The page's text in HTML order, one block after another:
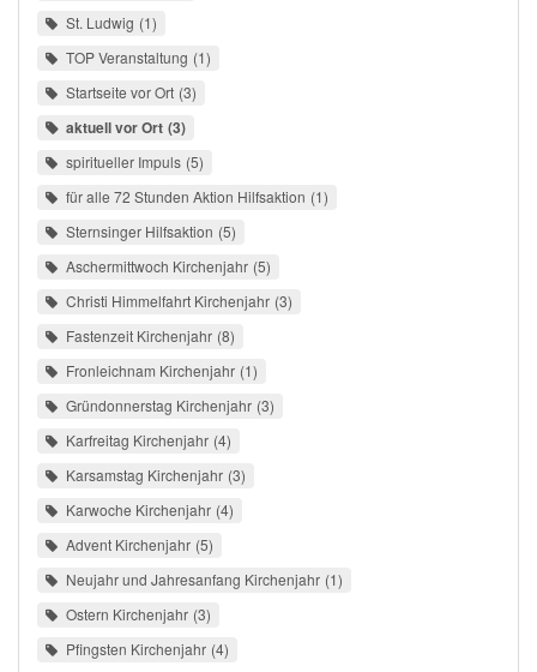
St. Ludwig 1
TOP Veranstaltung 1
Startseite vor Ort 3
aktuell vor Ort 3
spiritueller Impuls 5
für alle 72 Stunden Aktion Hilfsaktion 1
Sternsinger Hilfsaktion 5
Aschermittwoch Kirchenjahr 5
Christi Himmelfahrt Kirchenjahr 3
Fastenzeit Kirchenjahr 8
Fronleichnam Kirchenjahr 1
Gründonnerstag Kirchenjahr 3
Karfreitag Kirchenjahr 4
Karsamstag Kirchenjahr 3
Karwoche Kirchenjahr 4
Advent Kirchenjahr 5
Neujahr und Jahresanfang Kirchenjahr 1
Ostern Kirchenjahr 3
Pfingsten Kirchenjahr 4